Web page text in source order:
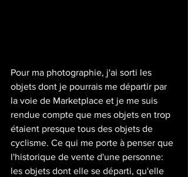
Pour ma photographie, j'ai sorti les
objets dont je pourrais me départir par
la voie de Marketplace et je me suis
rendue compte que mes objets en trop
étaient presque tous des objets de
cyclisme. Ce qui me porte à penser que
l'historique de vente d'une personne:
les objets dont elle se départi, qu'elle